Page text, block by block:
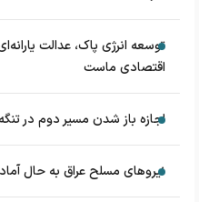
توسعه انرژی پاک، عدالت
اقتصادی ماست
اجازه باز شدن مسیر دوم در
نیروهای مسلح عراق به حال